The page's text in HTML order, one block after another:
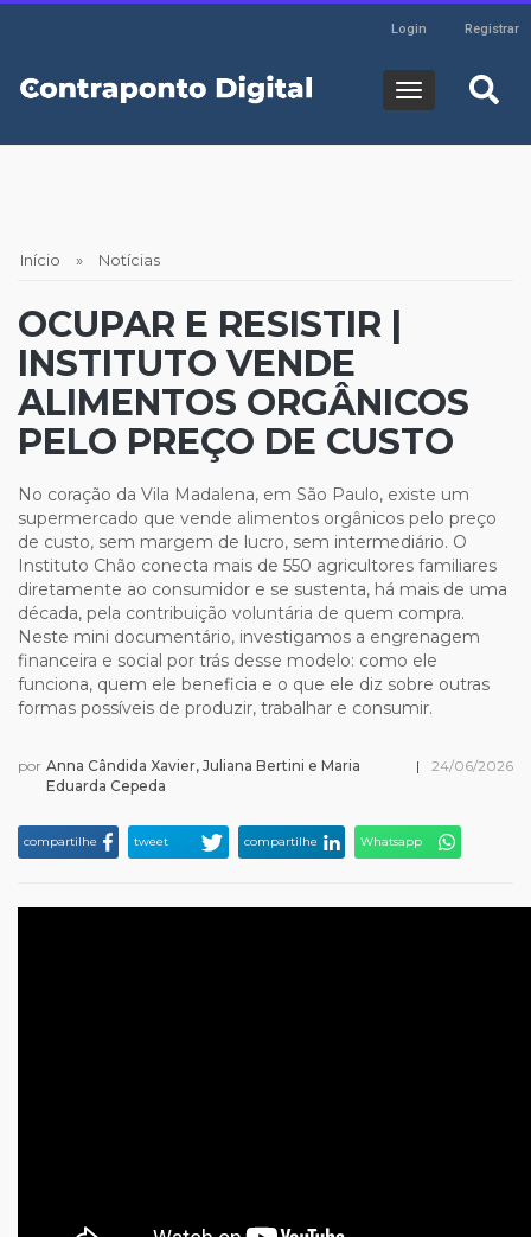
conteúdo
HeaderLogin Registrar
principal
WEBSERIES
Trilha
navegação
Início Notícias
OCUPAR E RESISTIR |
INSTITUTO VENDE
ALIMENTOS ORGÂNICOS
PELO PREÇO DE CUSTO
No coração da Vila Madalena, em São Paulo, existe um
supermercado que vende alimentos orgânicos pelo preço
de custo, sem margem de lucro, sem intermediário. O
Instituto Chão conecta mais de 550 agricultores familiares
diretamente ao consumidor e se sustenta, há mais de uma
década, pela contribuição voluntária de quem compra.
Neste mini documentário, investigamos a engrenagem
financeira e social por trás desse modelo: como ele
funciona, quem ele beneficia e o que ele diz sobre outras
formas possíveis de produzir, trabalhar e consumir.
por Anna Cândida Xavier, Juliana Bertini e Maria
Eduarda Cepeda
| 24/06/2026
compartilhe tweet compartilhe Whatsapp